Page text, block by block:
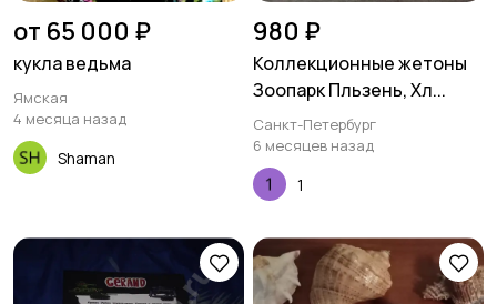
от 65 000 ₽
кукла ведьма
Ямская
4 месяца назад
Shaman
980 ₽
Коллекционные жетоны
Зоопарк Пльзень, Хл...
Санкт-Петербург
6 месяцев назад
1